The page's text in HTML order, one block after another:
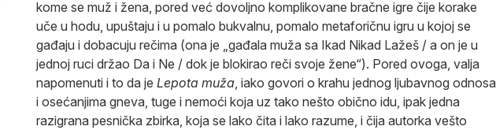
kome se muž i žena, pored već dovoljno komplikovane bračne igre čije korake
uče u hodu, upuštaju i u pomalo bukvalnu, pomalo metaforičnu igru u kojoj se
gađaju i dobacuju rečima (ona je „gađala muža sa Ikad Nikad Lažeš / a on je u
jednoj ruci držao Da i Ne / dok je blokirao reči svoje žene“). Pored ovoga, valja
napomenuti i to da jeLepota muža, iako govori o krahu jednog ljubavnog odnosa
i osećanjima gneva, tuge i nemoći koja uz tako nešto obično idu, ipak jedna
razigrana pesnička zbirka, koja se lako čita i lako razume, i čija autorka vešto